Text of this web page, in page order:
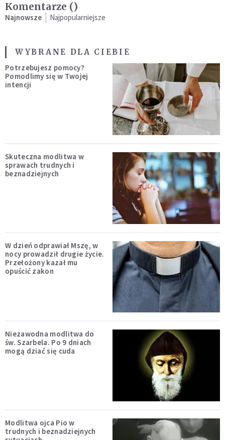
Komentarze ()
Najnowsze Najpopularniejsze
WYBRANE DLA CIEBIE
Potrzebujesz pomocy?
Pomodlimy się w Twojej
intencji
Skuteczna modlitwa w
sprawach trudnych i
beznadziejnych
W dzień odprawiał Mszę, w
nocy prowadził drugie życie.
Przełożony kazał mu
opuścić zakon
Niezawodna modlitwa do
św. Szarbela. Po 9 dniach
mogą dziać się cuda
Modlitwa ojca Pio w
trudnych i beznadziejnych